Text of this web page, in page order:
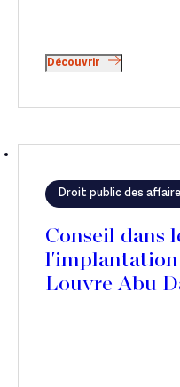
Découvrir
Droit public des
Conseil dans
l'implantation
Louvre Abu